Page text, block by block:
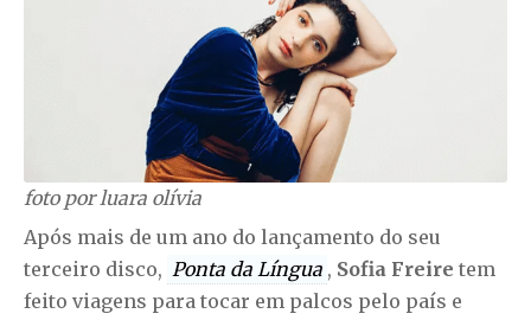
foto por luara olívia
Após mais de um ano do lançamento do seu
terceiro disco, Ponta da Língua , Sofia Freire tem
feito viagens para tocar em palcos pelo país e